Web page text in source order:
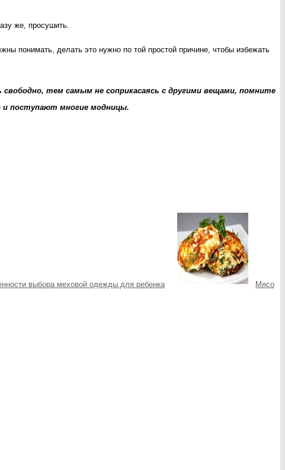
же, просушить.
понимать, делать это нужно по той простой причине, чтобы избежать
тем самым не соприкасаясь с другими вещами, помните
и поступают многие модницы.
выбора меховой одежды для ребенка Мясо